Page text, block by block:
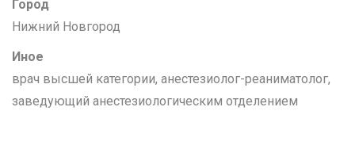
Город
Нижний Новгород
Иное
врач высшей категории, анестезиолог-реаниматолог,
заведующий анестезиологическим отделением